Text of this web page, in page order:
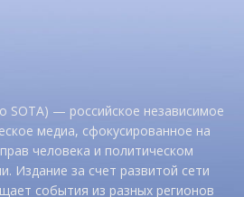
SOTA) — российское независимое
медиа, сфокусированное на
человека и политическом
Издание за счет развитой сети
события из разных регионов